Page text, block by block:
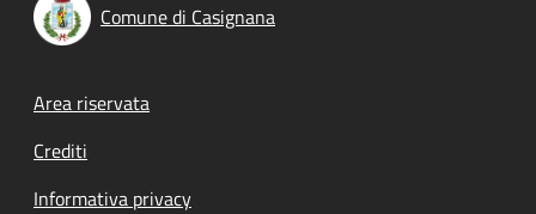
Comune di Casignana
Footer menu
Area riservata
Crediti
Informativa privacy